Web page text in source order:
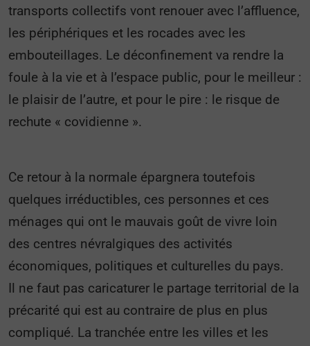
transports collectifs vont renouer avec l’affluence,
les périphériques et les rocades avec les
embouteillages. Le déconfinement va rendre la
foule à la vie et à l’espace public, pour le meilleur :
le plaisir de l’autre, et pour le pire : le risque de
rechute « covidienne ».
Ce retour à la normale épargnera toutefois
quelques irréductibles, ces personnes et ces
ménages qui ont le mauvais goût de vivre loin
des centres névralgiques des activités
économiques, politiques et culturelles du pays.
Il ne faut pas caricaturer le partage territorial de la
précarité qui est au contraire de plus en plus
compliqué. La tranchée entre les villes et les